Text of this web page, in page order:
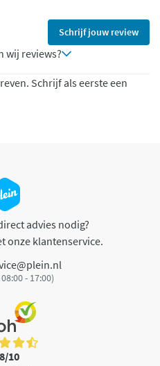
Schrijf jouw review
wij reviews?
Schrijf als eerste een
advies nodig?
onze klantenservice.
- 17:00)
10